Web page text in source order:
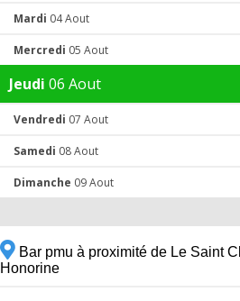
Mardi 04 Aout
Mercredi 05 Aout
Jeudi 06 Aout
Vendredi 07 Aout
Samedi 08 Aout
Dimanche 09 Aout
Bar pmu à proximité de Le Saint
Honorine